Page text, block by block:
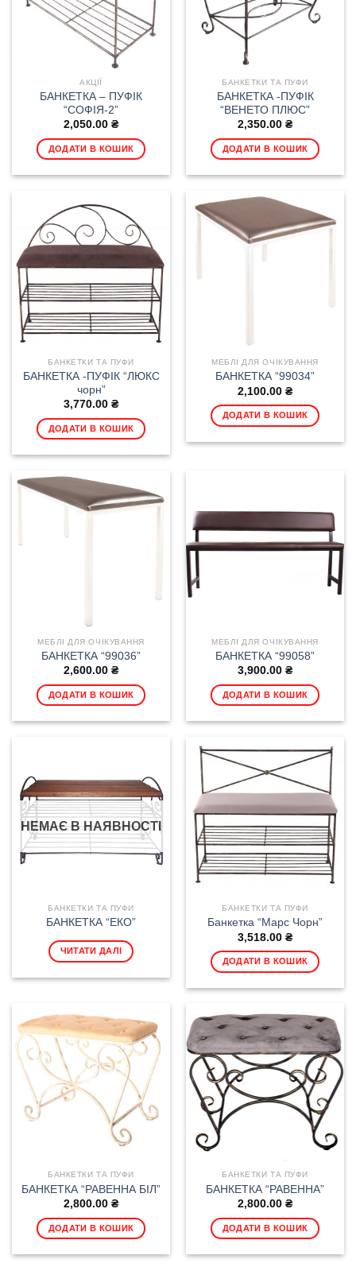
АКЦІЇ
БАНКЕТКА – ПУФІК
“СОФІЯ-2”
2,050.00 ₴
ДОДАТИ В КОШИК
БАНКЕТКИ ТА ПУФИ
БАНКЕТКА -ПУФІК
“ВЕНЕТО ПЛЮС”
2,350.00 ₴
ДОДАТИ В КОШИК
БАНКЕТКИ ТА ПУФИ
БАНКЕТКА -ПУФІК “ЛЮКС
чорн”
3,770.00 ₴
ДОДАТИ В КОШИК
МЕБЛІ ДЛЯ ОЧІКУВАННЯ
БАНКЕТКА “99034”
2,100.00 ₴
ДОДАТИ В КОШИК
МЕБЛІ ДЛЯ ОЧІКУВАННЯ
БАНКЕТКА “99036”
2,600.00 ₴
ДОДАТИ В КОШИК
МЕБЛІ ДЛЯ ОЧІКУВАННЯ
БАНКЕТКА “99058”
3,900.00 ₴
ДОДАТИ В КОШИК
НЕМАЄ В НАЯВНОСТІ
БАНКЕТКИ ТА ПУФИ
БАНКЕТКА “ЕКО”
ЧИТАТИ ДАЛІ
БАНКЕТКИ ТА ПУФИ
Банкетка “Марс Чорн”
3,518.00 ₴
ДОДАТИ В КОШИК
БАНКЕТКИ ТА ПУФИ
БАНКЕТКА “РАВЕННА БІЛ”
2,800.00 ₴
ДОДАТИ В КОШИК
БАНКЕТКИ ТА ПУФИ
БАНКЕТКА “РАВЕННА”
2,800.00 ₴
ДОДАТИ В КОШИК